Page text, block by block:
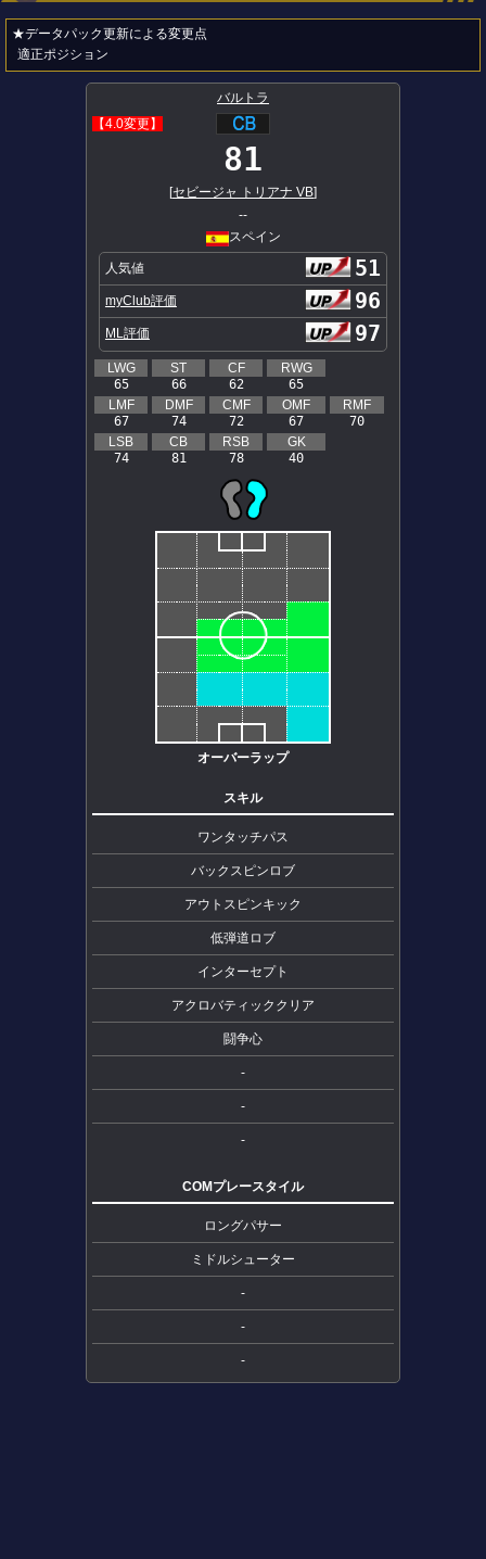
★データパック更新による変更点
適正ポジション
バルトラ
【4.0変更】
81
[セビージャ トリアナ VB]
--
スペイン
人気値 51
myClub評価 96
ML評価 97
LWG
65
ST
66
CF
62
RWG
65
LMF
67
DMF
74
CMF
72
OMF
67
RMF
70
LSB
74
CB
81
RSB
78
GK
40
オーバーラップ
スキル
ワンタッチパス
バックスピンロブ
アウトスピンキック
低弾道ロブ
インターセプト
アクロバティッククリア
闘争心
-
-
-
COMプレースタイル
ロングパサー
ミドルシューター
-
-
-